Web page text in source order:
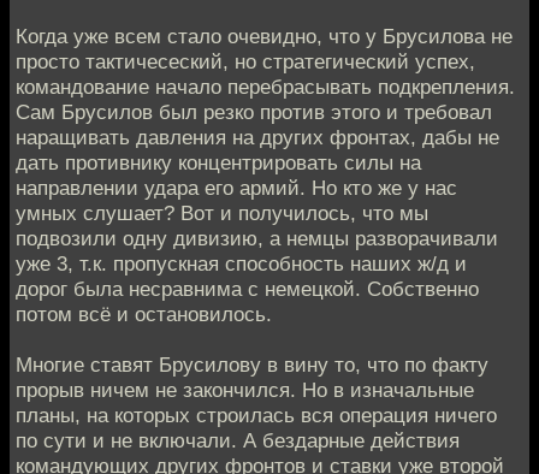
Когда уже всем стало очевидно, что у Брусилова не
просто тактичесеский, но стратегический успех,
командование начало перебрасывать подкрепления.
Сам Брусилов был резко против этого и требовал
наращивать давления на других фронтах, дабы не
дать противнику концентрировать силы на
направлении удара его армий. Но кто же у нас
умных слушает? Вот и получилось, что мы
подвозили одну дивизию, а немцы разворачивали
уже 3, т.к. пропускная способность наших ж/д и
дорог была несравнима с немецкой. Собственно
потом всё и остановилось.
Многие ставят Брусилову в вину то, что по факту
прорыв ничем не закончился. Но в изначальные
планы, на которых строилась вся операция ничего
по сути и не включали. А бездарные действия
командующих других фронтов и ставки уже второй